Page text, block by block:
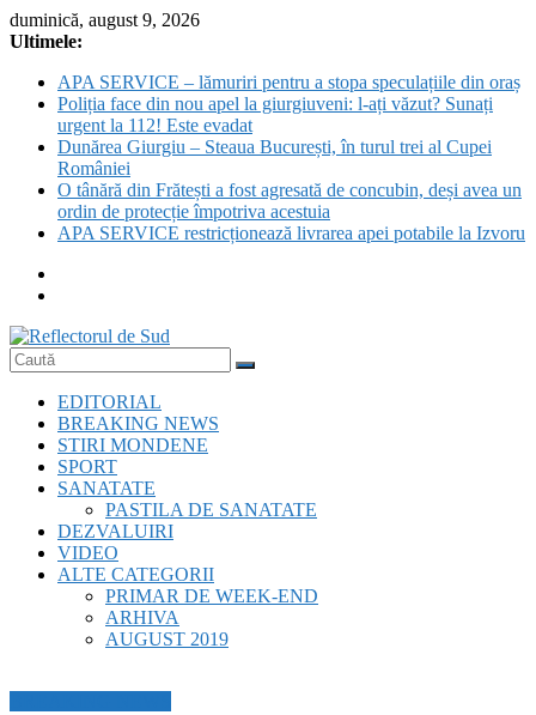
Skip
to
duminică, august 9, 2026
Ultimele:
APA SERVICE – lămuriri pentru a stopa speculațiile din oraș
Poliția face din nou apel la giurgiuveni: l-ați văzut? Sunați
urgent la 112! Este evadat
Dunărea Giurgiu – Steaua București, în turul trei al Cupei
României
O tânără din Frătești a fost agresată de concubin, deși avea un
ordin de protecție împotriva acestuia
APA SERVICE restricționează livrarea apei potabile la Izvoru
Reflectorul
Sud
EDITORIAL
BREAKING NEWS
STIRI MONDENE
SPORT
SANATATE
PASTILA DE SANATATE
DEZVALUIRI
VIDEO
ALTE CATEGORII
PRIMAR DE WEEK-END
ARHIVA
AUGUST 2019